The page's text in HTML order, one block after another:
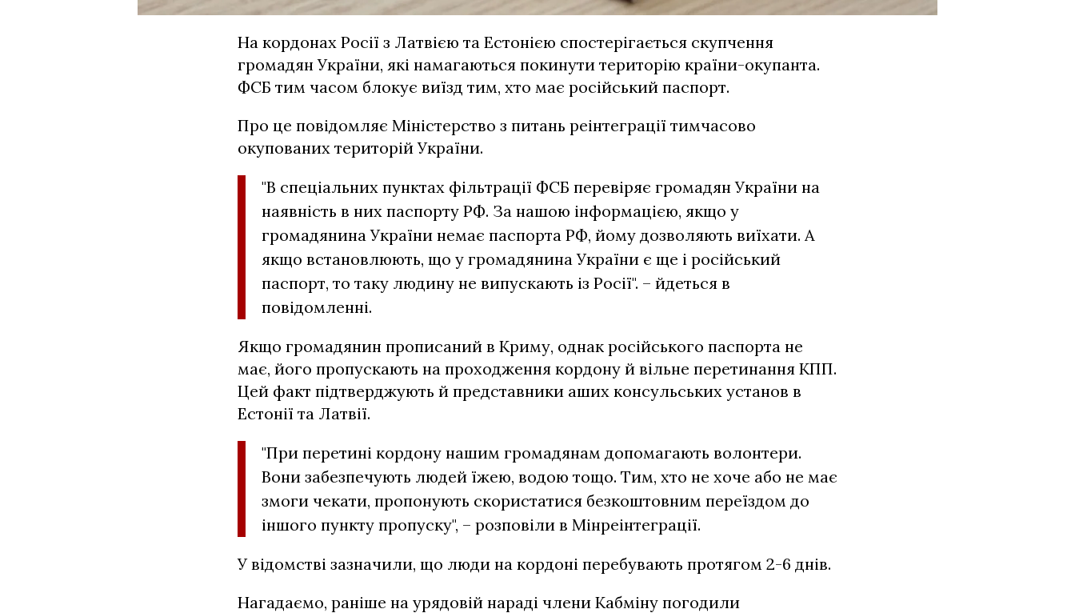
На кордонах Росії з Латвією та Естонією спостерігається скупчення
громадян України, які намагаються покинути територію країни-окупанта.
ФСБ тим часом блокує виїзд тим, хто має російський паспорт.
Про це повідомляє Міністерство з питань реінтеграції тимчасово
окупованих територій України.
"В спеціальних пунктах фільтрації ФСБ перевіряє громадян України на
наявність в них паспорту РФ. За нашою інформацією, якщо у
громадянина України немає паспорта РФ, йому дозволяють виїхати. А
якщо встановлюють, що у громадянина України є ще і російський
паспорт, то таку людину не випускають із Росії". – йдеться в
повідомленні.
Якщо громадянин прописаний в Криму, однак російського паспорта не
має, його пропускають на проходження кордону й вільне перетинання КПП.
Цей факт підтверджують й представники аших консульських установ в
Естонії та Латвії.
"При перетині кордону нашим громадянам допомагають волонтери.
Вони забезпечують людей їжею, водою тощо. Тим, хто не хоче або не має
змоги чекати, пропонують скористатися безкоштовним переїздом до
іншого пункту пропуску", – розповіли в Мінреінтеграції.
У відомстві зазначили, що люди на кордоні перебувають протягом 2-6 днів.
Нагадаємо, раніше на урядовій нараді члени Кабміну погодили